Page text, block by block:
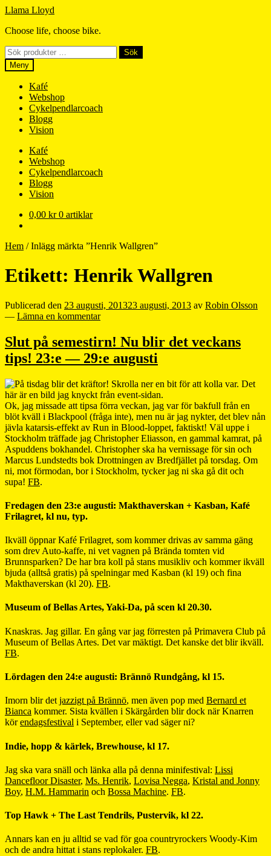
Hoppa
navigering
Hoppa
innehåll
Llama Lloyd
Choose life, choose bike.
Sök
efter:
Sök
Meny
Kafé
Webshop
Cykelpendlarcoach
Blogg
Vision
Kafé
Webshop
Cykelpendlarcoach
Blogg
Vision
0,00 kr 0 artiklar
Hem /Inlägg märkta ”Henrik Wallgren”
Etikett: Henrik Wallgren
Publicerad den 23 augusti, 201323 augusti, 2013 av Robin Olsson
— Lämna en kommentar
Slut på semestirn! Nu blir det veckans
tips! 23:e — 29:e augusti
Ok, jag missade att tipsa förra veckan, jag var för bakfull från en
blöt kväll i Blackpool (fråga inte), men nu är jag nykter, det blev nån
jävla katarsis-effekt av Run in Blood-loppet, faktiskt! Väl uppe i
Stockholm träffade jag Christopher Eliasson, en gammal kamrat, på
Aspuddens bokhandel. Christopher ska ha vernissage för sin och
Marcus Lundstedts bok Drottningen av Bredfjället på torsdag. Om
ni, mot förmodan, bor i Stockholm, tycker jag ni ska gå dit och
supa! FB.
Fredagen den 23:e augusti: Makthaverskan + Kasban, Kafé
Frilagret, kl nu, typ.
Ikväll öppnar Kafé Frilagret, som kommer drivas av samma gäng
som drev Auto-kaffe, ni vet vagnen på Brända tomten vid
Brunnsparken? De har bra koll på stans musikliv och kommer ikväll
bjuda (alltså gratis) på spelningar med Kasban (kl 19) och fina
Makthaverskan (kl 20). FB.
Museum of Bellas Artes, Yaki-Da, på scen kl 20.30.
Knaskras. Jag gillar. En gång var jag förresten på Primavera Club på
Museum of Bellas Artes. Det var mäktigt. Det kanske det blir ikväll.
FB.
Lördagen den 24:e augusti: Brännö Rundgång, kl 15.
Imorn blir det jazzigt på Brännö, men även pop med Bernard et
Bianca kommer. Sista kvällen i Skärgården blir dock när Knarren
körendagsfestival i September, eller vad säger ni?
Indie, hopp & kärlek, Brewhouse, kl 17.
Jag ska vara snäll och länka alla på denna minifestival: Lissi
Dancefloor Disaster, Ms. Henrik, Lovisa Negga, Kristal and Jonny
Boy, H.M. Hammarin och Bossa Machine. FB.
Top Hawk + The Last Tendrils, Pustervik, kl 22.
Annars kan en ju alltid se vad för goa countryrockers Woody-Kim
och de andra hittat i stans replokaler. FB.